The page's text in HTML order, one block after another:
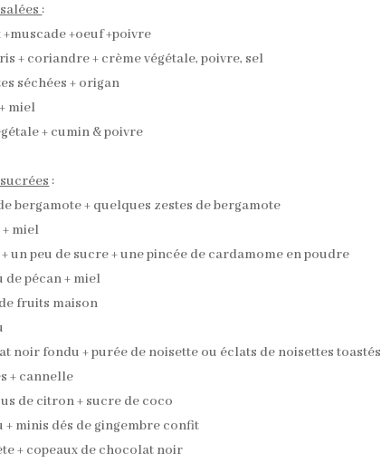
:
+oeuf +poivre
+ coriandre + crème végétale, poivre, sel
séchées + origan
miel
+ cumin & poivre
:
bergamote + quelques zestes de bergamote
miel
+ un peu de sucre + une pincée de cardamome en poudre
de pécan + miel
fruits maison
noir fondu + purée de noisette ou éclats de noisettes toastés
+ cannelle
de citron + sucre de coco
minis dés de gingembre confit
+ copeaux de chocolat noir